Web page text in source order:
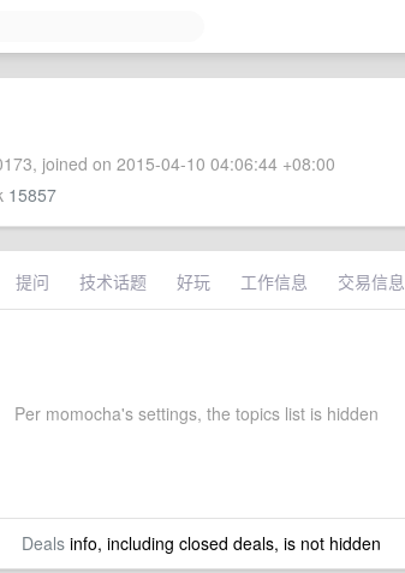
joined on 2015-04-10 04:06:44 +08:00
15857
提问 技术话题 好玩 工作信息 交易信息
Per momocha's settings, the topics list is hidden
Dealsinfo, including closed deals, is not hidden